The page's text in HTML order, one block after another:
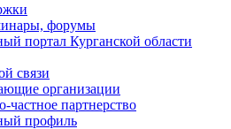
форумы
портал Курганской области
связи
организации
партнерство
профиль